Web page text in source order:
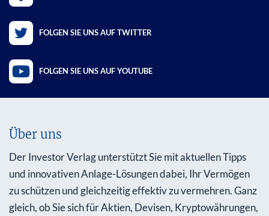
FOLGEN SIE UNS AUF TWITTER
FOLGEN SIE UNS AUF YOUTUBE
Über uns
Der Investor Verlag unterstützt Sie mit aktuellen Tipps
und innovativen Anlage-Lösungen dabei, Ihr Vermögen
zu schützen und gleichzeitig effektiv zu vermehren. Ganz
gleich, ob Sie sich für Aktien, Devisen, Kryptowährungen,